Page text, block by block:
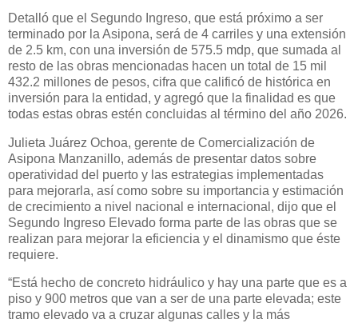
Detalló que el Segundo Ingreso, que está próximo a ser
terminado por la Asipona, será de 4 carriles y una extensión
de 2.5 km, con una inversión de 575.5 mdp, que sumada al
resto de las obras mencionadas hacen un total de 15 mil
432.2 millones de pesos, cifra que calificó de histórica en
inversión para la entidad, y agregó que la finalidad es que
todas estas obras estén concluidas al término del año 2026.
Julieta Juárez Ochoa, gerente de Comercialización de
Asipona Manzanillo, además de presentar datos sobre
operatividad del puerto y las estrategias implementadas
para mejorarla, así como sobre su importancia y estimación
de crecimiento a nivel nacional e internacional, dijo que el
Segundo Ingreso Elevado forma parte de las obras que se
realizan para mejorar la eficiencia y el dinamismo que éste
requiere.
“Está hecho de concreto hidráulico y hay una parte que es a
piso y 900 metros que van a ser de una parte elevada; este
tramo elevado va a cruzar algunas calles y la más